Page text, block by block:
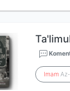
Imam